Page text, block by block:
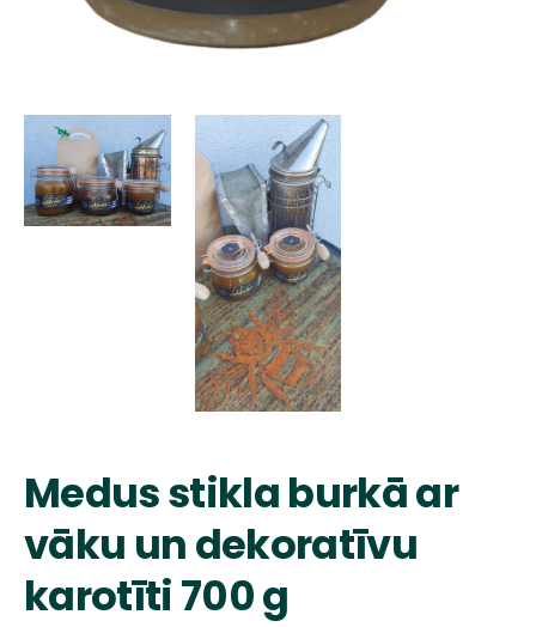
Medus stikla burkā ar
vāku un dekoratīvu
karotīti 700 g